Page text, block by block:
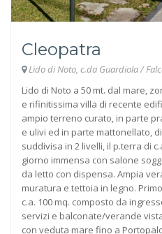
Cleopatra
Lido di Noto, c.da Guardiola /
Lido di Noto a 50 mt. dal mare,
e rifinitissima villa di recente
ampio terreno curato, in parte
e ulivi ed in parte mattonellato,
suddivisa in 2 livelli, il p.terra di
giorno immensa con salone
da letto con dispensa. Ampia
muratura e tettoia in legno.
c.a. 100 mq. composto da
servizi e balconate/verande
con veduta mare fino a